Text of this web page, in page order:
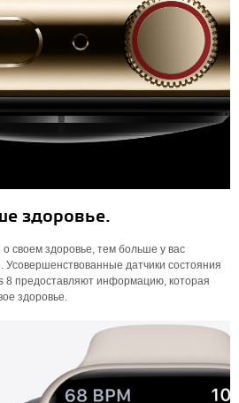
здоровье.
своем здоровье, тем больше у вас
Усовершенствованные датчики состояния
8 предоставляют информацию, которая
здоровье.